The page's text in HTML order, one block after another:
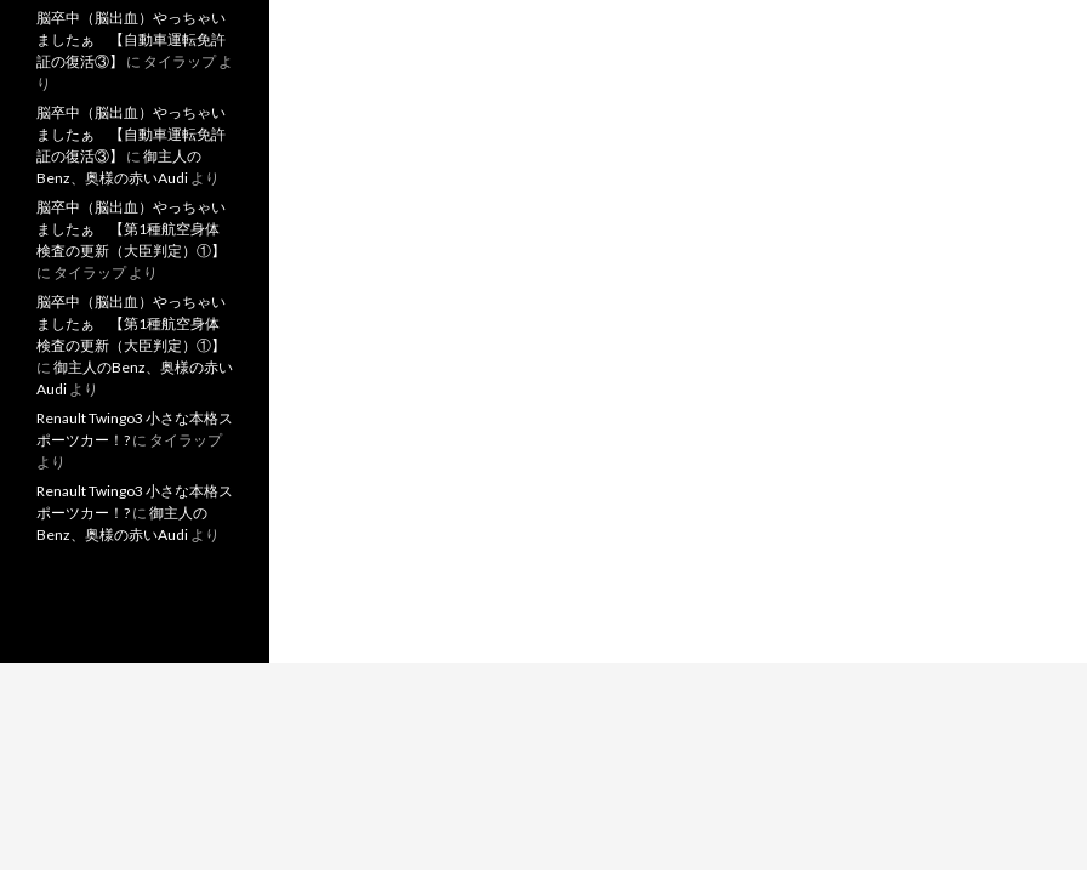
脳卒中（脳出血）やっちゃい
ましたぁ 【自動車運転免許
証の復活③】
に タイラップよ
り
脳卒中（脳出血）やっちゃい
ましたぁ 【自動車運転免許
証の復活③】
に 御主人の
Benz、奥様の赤いAudi より
脳卒中（脳出血）やっちゃい
ましたぁ 【第1種航空身体
検査の更新（大臣判定）①】
に タイラップより
脳卒中（脳出血）やっちゃい
ましたぁ 【第1種航空身体
検査の更新（大臣判定）①】
に 御主人のBenz、奥様の赤い
Audi より
Renault Twingo3 小さな本格ス
ポーツカー！? に タイラップ
より
Renault Twingo3 小さな本格ス
ポーツカー！? に 御主人の
Benz、奥様の赤いAudi より